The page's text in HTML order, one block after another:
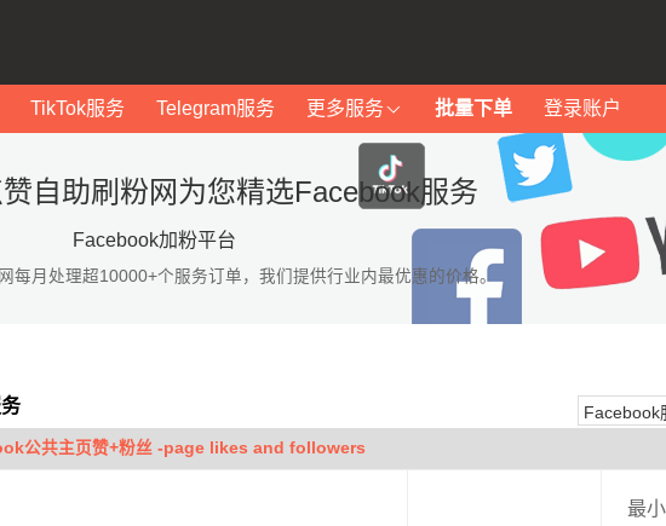
TikTok服务 Telegram服务 更多服务 批量下单 登录账户
自助刷粉网为您精选Facebook服务
Facebook加粉平台
每月处理超10000+个服务订单，我们提供行业内最优惠的价格。
公共主页赞+粉丝 -page likes and followers
最